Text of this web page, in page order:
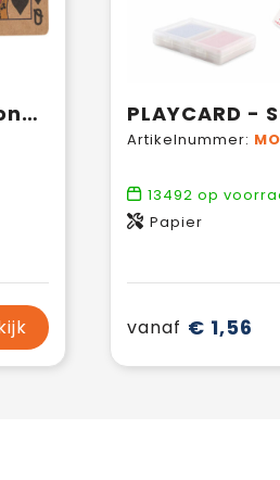
Gerecyclede kartonnen kaartspellen Arwen
Artikelnummer:
13492 op
Papier
vanaf € 1,56